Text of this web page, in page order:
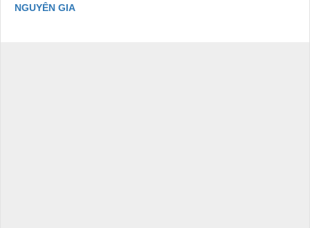
NGUYÊN GIA